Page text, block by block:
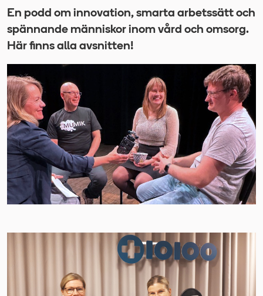
En podd om innovation, smarta arbetssätt och
spännande människor inom vård och omsorg.
Här finns alla avsnitten!